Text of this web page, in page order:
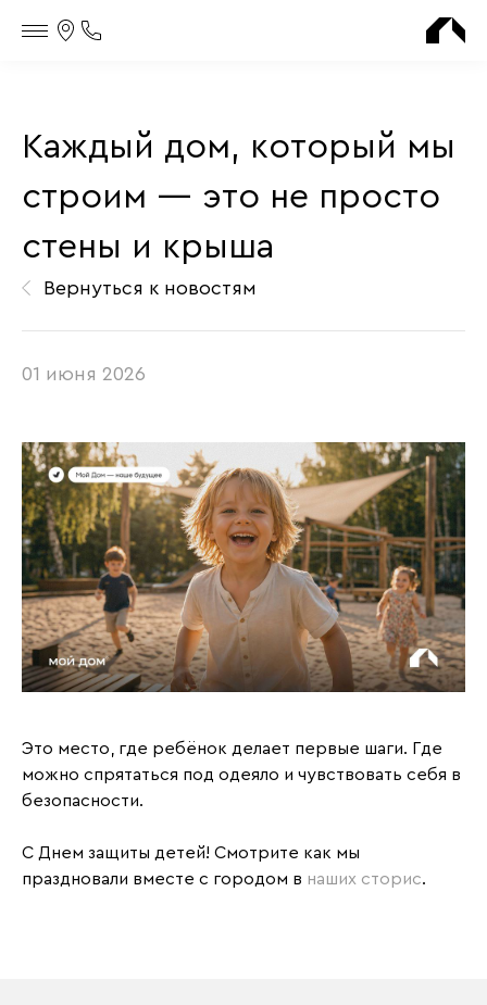
Контакты
Телефон
Каждый дом, который мы
строим — это не просто
стены и крыша
Вернуться к новостям
01 июня 2026
Это место, где ребёнок делает первые шаги. Где
можно спрятаться под одеяло и чувствовать себя в
безопасности.
С Днем защиты детей! Смотрите как мы
праздновали вместе с городом в наших сторис.